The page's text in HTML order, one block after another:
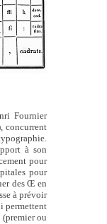
Fournier
concurrent
à son
pour
pour
des Œ en
à prévoir
permettent
(premier ou